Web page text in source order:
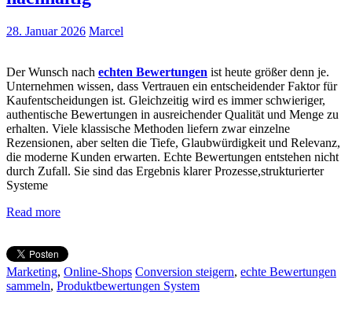
28. Januar 2026 Marcel
Der Wunsch nach echten Bewertungen ist heute größer denn je.
Unternehmen wissen, dass Vertrauen ein entscheidender Faktor für
Kaufentscheidungen ist. Gleichzeitig wird es immer schwieriger,
authentische Bewertungen in ausreichender Qualität und Menge zu
erhalten. Viele klassische Methoden liefern zwar einzelne
Rezensionen, aber selten die Tiefe, Glaubwürdigkeit und Relevanz,
die moderne Kunden erwarten. Echte Bewertungen entstehen nicht
durch Zufall. Sie sind das Ergebnis klarer Prozesse,strukturierter
Systeme
Read more
Marketing, Online-Shops Conversion steigern, echte Bewertungen
sammeln, Produktbewertungen System